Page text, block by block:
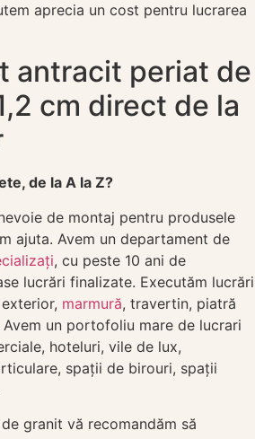
aprecia un cost pentru lucrarea
antracit periat de
cm direct de la
de la A la Z?
de montaj pentru produsele
ajuta. Avem un departament de
, cu peste 10 ani de
lucrări finalizate. Executăm lucrări
marmură, travertin, piatră
un portofoliu mare de lucrari
hoteluri, vile de lux,
spații de birouri, spații
granit vă recomandăm să